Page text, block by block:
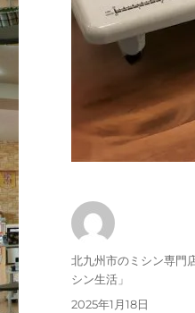
投
稿
北九州市のミシン専門
シン生活」
投
2025年1月18日